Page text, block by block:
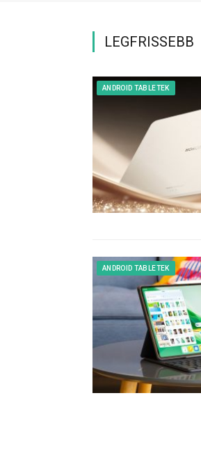
LEGFRISSEBB
ANDROID TABLETEK
ANDROID TABLETEK